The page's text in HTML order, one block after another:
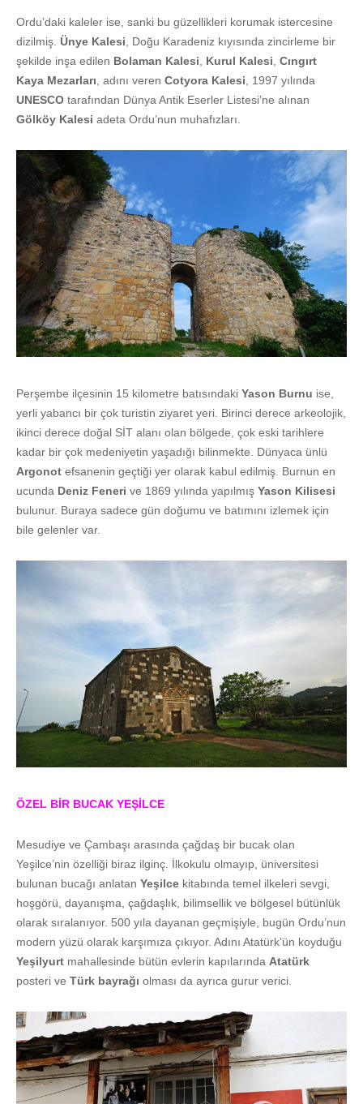
Ordu’daki kaleler ise, sanki bu güzellikleri korumak istercesine
dizilmiş. Ünye Kalesi , Doğu Karadeniz kıyısında zincirleme bir
şekilde inşa edilen Bolaman Kalesi Kurul Kalesi Cıngırt
Kaya Mezarları , adını veren Cotyora Kalesi , 1997 yılında
UNESCO tarafından Dünya Antik Eserler Listesi’ne alınan
Gölköy Kalesi adeta Ordu’nun muhafızları.
Perşembe ilçesinin 15 kilometre batısındaki Yason Burnu ise,
yerli yabancı bir çok turistin ziyaret yeri. Birinci derece arkeolojik,
ikinci derece doğal SİT alanı olan bölgede, çok eski tarihlere
kadar bir çok medeniyetin yaşadığı bilinmekte. Dünyaca ünlü
Argonot efsanenin geçtiği yer olarak kabul edilmiş. Burnun en
ucunda Deniz Feneri ve 1869 yılında yapılmış Yason Kilisesi
bulunur. Buraya sadece gün doğumu ve batımını izlemek için
bile gelenler var.
ÖZEL BİR BUCAK YEŞİLCE
Mesudiye ve Çambaşı arasında çağdaş bir bucak olan
Yeşilce’nin özelliği biraz ilginç. İlkokulu olmayıp, üniversitesi
bulunan bucağı anlatan Yeşilce kitabında temel ilkeleri sevgi,
hoşgörü, dayanışma, çağdaşlık, bilimsellik ve bölgesel bütünlük
olarak sıralanıyor. 500 yıla dayanan geçmişiyle, bugün Ordu’nun
modern yüzü olarak karşımıza çıkıyor. Adını Atatürk’ün koyduğu
Yeşilyurt mahallesinde bütün evlerin kapılarında Atatürk
posteri ve Türk bayrağı olması da ayrıca gurur verici.